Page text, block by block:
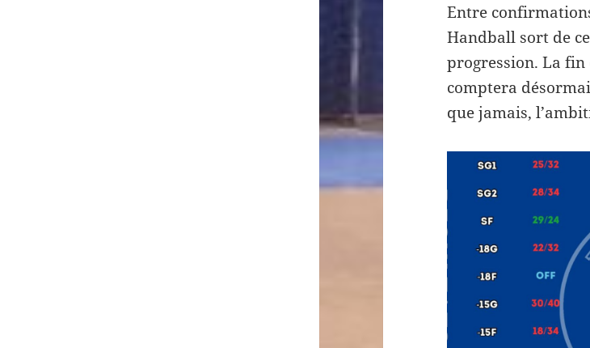
Entre
Handball sort de
progression. La fin
comptera
que jamais,